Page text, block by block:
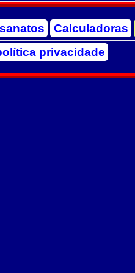
Calculadoras
privacidade